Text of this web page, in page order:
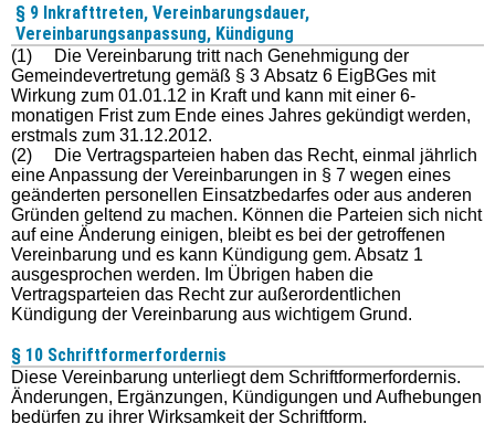
§ 9 Inkrafttreten, Vereinbarungsdauer,
Vereinbarungsanpassung, Kündigung
(1) Die Vereinbarung tritt nach Genehmigung der
Gemeindevertretung gemäß § 3 Absatz 6 EigBGes mit
Wirkung zum 01.01.12 in Kraft und kann mit einer 6-
monatigen Frist zum Ende eines Jahres gekündigt werden,
erstmals zum 31.12.2012.
(2) Die Vertragsparteien haben das Recht, einmal jährlich
eine Anpassung der Vereinbarungen in § 7 wegen eines
geänderten personellen Einsatzbedarfes oder aus anderen
Gründen geltend zu machen. Können die Parteien sich nicht
auf eine Änderung einigen, bleibt es bei der getroffenen
Vereinbarung und es kann Kündigung gem. Absatz 1
ausgesprochen werden. Im Übrigen haben die
Vertragsparteien das Recht zur außerordentlichen
Kündigung der Vereinbarung aus wichtigem Grund.
§ 10 Schriftformerfordernis
Diese Vereinbarung unterliegt dem Schriftformerfordernis.
Änderungen, Ergänzungen, Kündigungen und Aufhebungen
bedürfen zu ihrer Wirksamkeit der Schriftform.